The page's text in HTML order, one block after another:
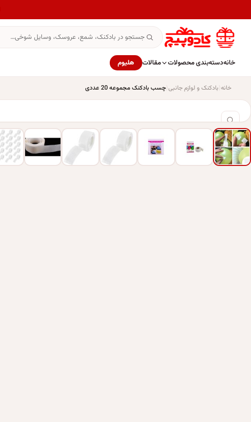
خانهدسته‌بندی محصولات مقالات هلیوم
خانه بادکنک و لوازم جانبی چسب بادکنک مجموعه 20 عددی